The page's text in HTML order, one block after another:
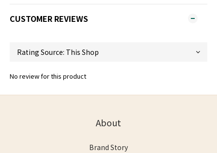
CUSTOMER REVIEWS
No review for this product
About
Brand Story